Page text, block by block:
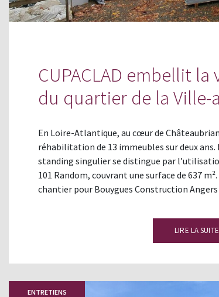
CUPACLAD embellit
du quartier de la Ville-
En Loire-Atlantique, au cœur de
réhabilitation de 13 immeubles sur deux ans.
standing singulier se distingue par
101 Random, couvrant une surface de 637
chantier pour Bouygues Construction
LIRE LA SUITE
ENTRETIENS